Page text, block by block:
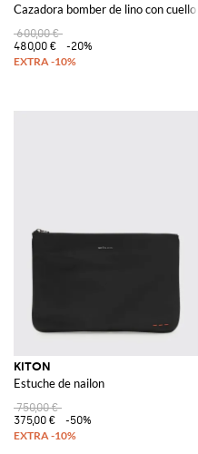
Cazadora bomber de lino con
600,00 €
480,00 €
-20%
KITON
Estuche de nailon
750,00 €
375,00 €
-50%